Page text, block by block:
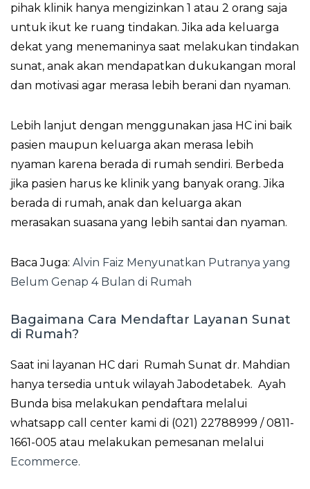
pihak klinik hanya mengizinkan 1 atau 2 orang saja
untuk ikut ke ruang tindakan. Jika ada keluarga
dekat yang menemaninya saat melakukan tindakan
sunat, anak akan mendapatkan dukukangan moral
dan motivasi agar merasa lebih berani dan nyaman.
Lebih lanjut dengan menggunakan jasa HC ini baik
pasien maupun keluarga akan merasa lebih
nyaman karena berada di rumah sendiri. Berbeda
jika pasien harus ke klinik yang banyak orang. Jika
berada di rumah, anak dan keluarga akan
merasakan suasana yang lebih santai dan nyaman.
Baca Juga: Alvin Faiz Menyunatkan Putranya yang
Belum Genap 4 Bulan di Rumah
Bagaimana Cara Mendaftar Layanan Sunat
di Rumah?
Saat ini layanan HC dari Rumah Sunat dr. Mahdian
hanya tersedia untuk wilayah Jabodetabek. Ayah
Bunda bisa melakukan pendaftara melalui
whatsapp call center kami di (021) 22788999 / 0811-
1661-005 atau melakukan pemesanan melalui
Ecommerce.